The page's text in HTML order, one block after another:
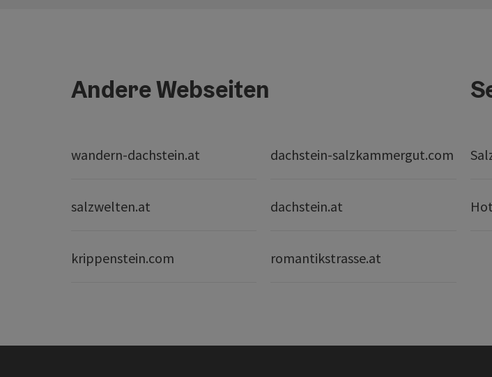
Andere Webseiten
wandern-dachstein.at dachstein-salzkammergut.com
salzwelten.at dachstein.at
krippenstein.com romantikstrasse.at